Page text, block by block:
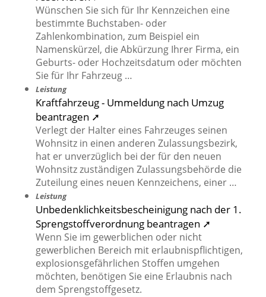
Wünschen Sie sich für Ihr Kennzeichen eine
bestimmte Buchstaben- oder
Zahlenkombination, zum Beispiel ein
Namenskürzel, die Abkürzung Ihrer Firma, ein
Geburts- oder Hochzeitsdatum oder möchten
Sie für Ihr Fahrzeug …
Leistung
Kraftfahrzeug - Ummeldung nach Umzug
beantragen ➚
Verlegt der Halter eines Fahrzeuges seinen
Wohnsitz in einen anderen Zulassungsbezirk,
hat er unverzüglich bei der für den neuen
Wohnsitz zuständigen Zulassungsbehörde die
Zuteilung eines neuen Kennzeichens, einer …
Leistung
Unbedenklichkeitsbescheinigung nach der 1.
Sprengstoffverordnung beantragen ➚
Wenn Sie im gewerblichen oder nicht
gewerblichen Bereich mit erlaubnispflichtigen,
explosionsgefährlichen Stoffen umgehen
möchten, benötigen Sie eine Erlaubnis nach
dem Sprengstoffgesetz.